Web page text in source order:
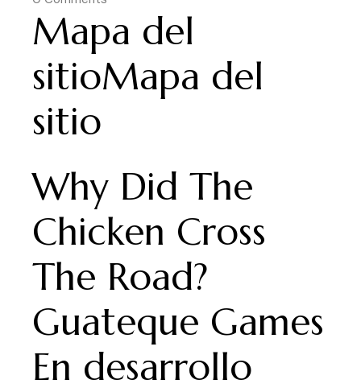
Mapa del
sitioMapa del
sitio
Why Did The
Chicken Cross
The Road?
Guateque Games
En desarrollo